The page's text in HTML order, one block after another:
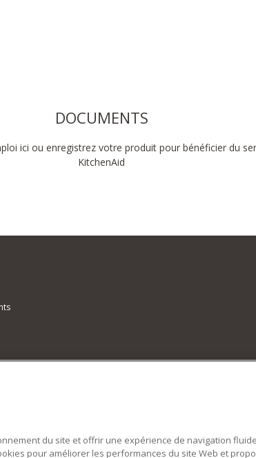
DOCUMENTS
ici ou enregistrez votre produit pour bénéficier du
KitchenAid
du site et offrir une expérience de navigation
pour améliorer les performances du site Web et